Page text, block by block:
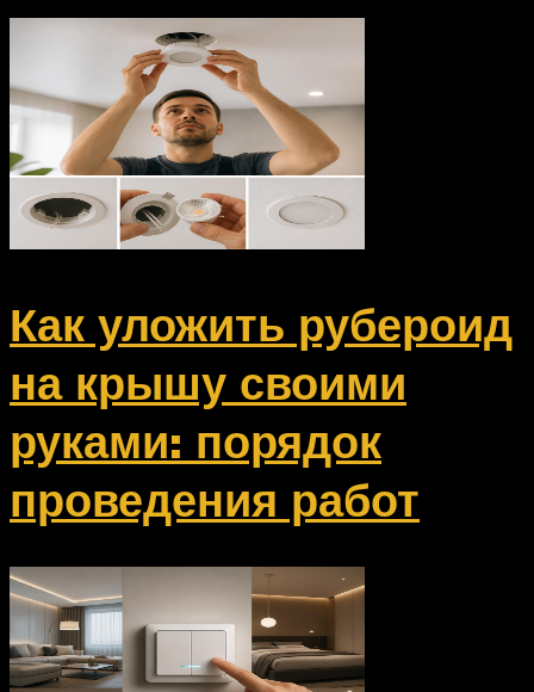
Как уложить рубероид
на крышу своими
руками: порядок
проведения работ